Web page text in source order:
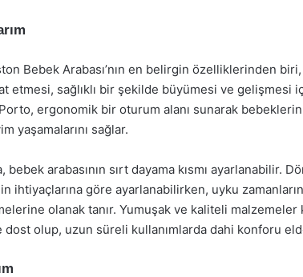
Bebek Arabası’nın en belirgin özelliklerinden
etmesi, sağlıklı bir şekilde büyümesi ve gelişmesi
ergonomik bir oturum alanı sunarak
yaşamalarını sağlar.
bebek arabasının sırt dayama kısmı ayarlanabilir.
ihtiyaçlarına göre ayarlanabilirken, uyku
olanak tanır. Yumuşak ve kaliteli malzemeler
olup, uzun süreli kullanımlarda dahi konforu